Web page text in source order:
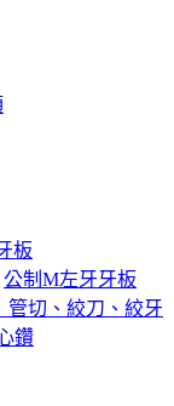
板
公制M左牙牙板
管切、絞刀、絞牙
鑽